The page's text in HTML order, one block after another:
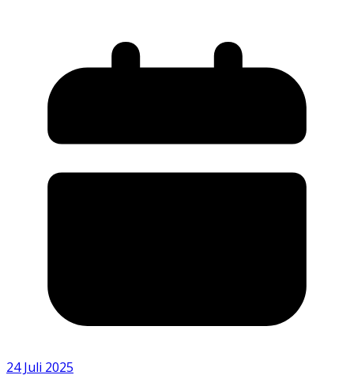
24 Juli 2025